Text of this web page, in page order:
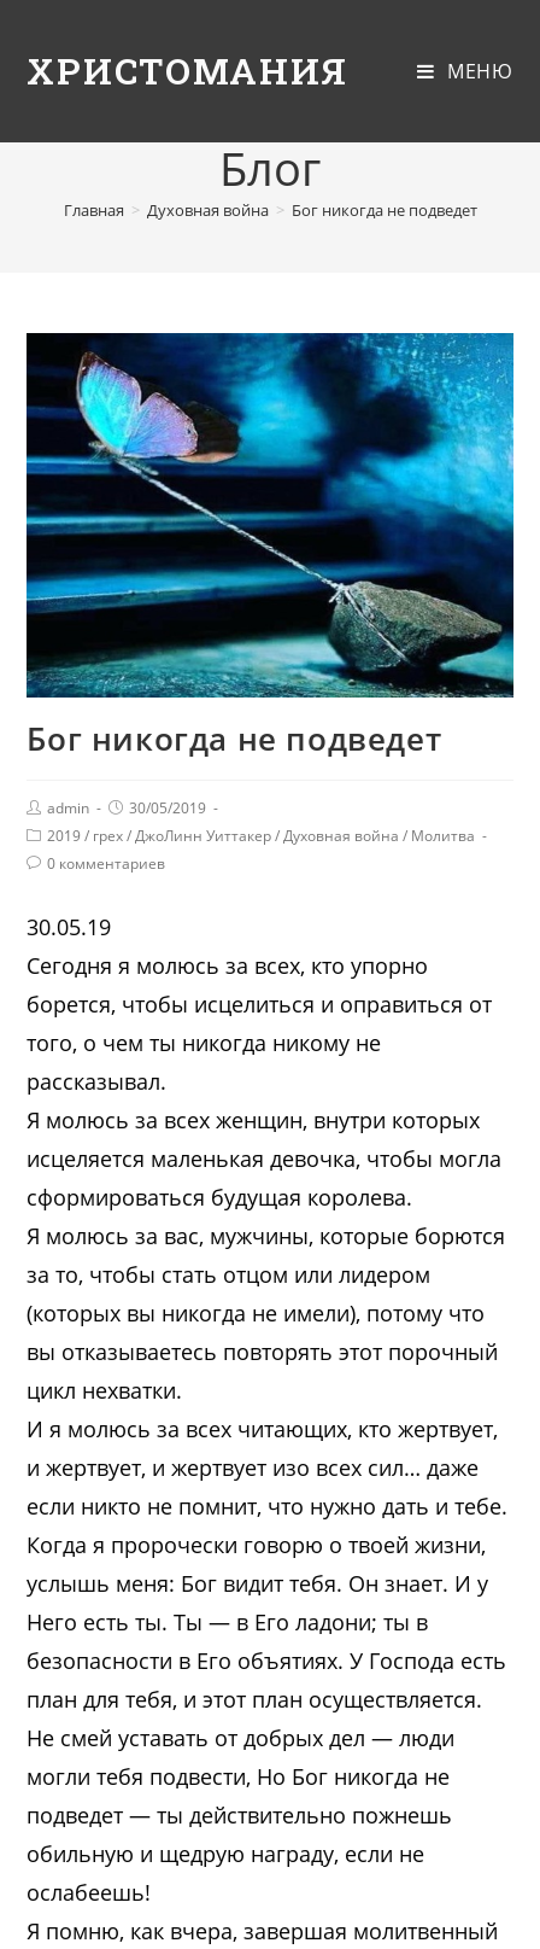
ХРИСТОМАНИЯ МЕНЮ
Блог
Главная > Духовная война > Бог никогда не подведет
Бог никогда не подведет
admin
30/05/2019
2019 / грех / ДжоЛинн Уиттакер / Духовная война / Молитва
0 комментариев
30.05.19
Сегодня я молюсь за всех, кто упорно
борется, чтобы исцелиться и оправиться от
того, о чем ты никогда никому не
рассказывал.
Я молюсь за всех женщин, внутри которых
исцеляется маленькая девочка, чтобы могла
сформироваться будущая королева.
Я молюсь за вас, мужчины, которые борются
за то, чтобы стать отцом или лидером
(которых вы никогда не имели), потому что
вы отказываетесь повторять этот порочный
цикл нехватки.
И я молюсь за всех читающих, кто жертвует,
и жертвует, и жертвует изо всех сил… даже
если никто не помнит, что нужно дать и тебе.
Когда я пророчески говорю о твоей жизни,
услышь меня: Бог видит тебя. Он знает. И у
Него есть ты. Ты — в Его ладони; ты в
безопасности в Его объятиях. У Господа есть
план для тебя, и этот план осуществляется.
Не смей уставать от добрых дел — люди
могли тебя подвести, Но Бог никогда не
подведет — ты действительно пожнешь
обильную и щедрую награду, если не
ослабеешь!
Я помню, как вчера, завершая молитвенный